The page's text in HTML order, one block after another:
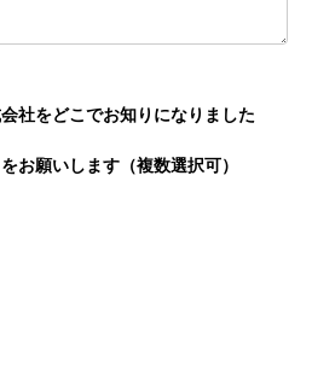
社をどこでお知りになりました
お願いします（複数選択可）